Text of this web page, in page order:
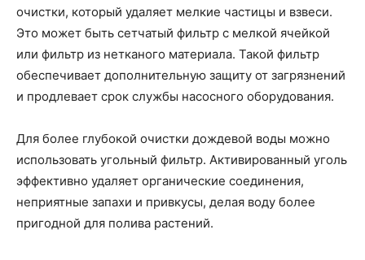
очистки, который удаляет мелкие частицы и взвеси.
Это может быть сетчатый фильтр с мелкой ячейкой
или фильтр из нетканого материала. Такой фильтр
обеспечивает дополнительную защиту от загрязнений
и продлевает срок службы насосного оборудования.
Для более глубокой очистки дождевой воды можно
использовать угольный фильтр. Активированный уголь
эффективно удаляет органические соединения,
неприятные запахи и привкусы, делая воду более
пригодной для полива растений.